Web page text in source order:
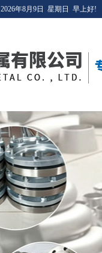
2026年8月9日 星期日 早上好!